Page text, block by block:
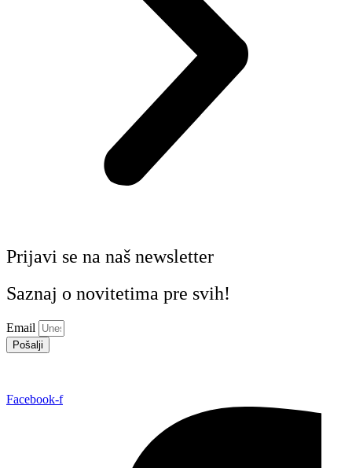
Prijavi se na naš newsletter
Saznaj o novitetima pre svih!
Email
Pošalji
Facebook-f